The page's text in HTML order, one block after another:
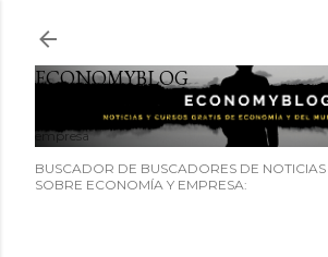
ECONOMYBLOG
Noticias y cursos GRATIS sobre economía y el
empresa
BUSCADOR DE BUSCADORES DE NOTICIAS
SOBRE ECONOMÍA Y EMPRESA: